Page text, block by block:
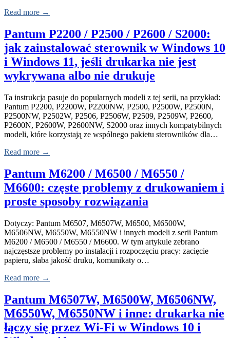
Read more →
Pantum P2200 / P2500 / P2600 / S2000:
jak zainstalować sterownik w Windows 10
i Windows 11, jeśli drukarka nie jest
wykrywana albo nie drukuje
Ta instrukcja pasuje do popularnych modeli z tej serii, na przykład:
Pantum P2200, P2200W, P2200NW, P2500, P2500W, P2500N,
P2500NW, P2502W, P2506, P2506W, P2509, P2509W, P2600,
P2600N, P2600W, P2600NW, S2000 oraz innych kompatybilnych
modeli, które korzystają ze wspólnego pakietu sterowników dla…
Read more →
Pantum M6200 / M6500 / M6550 /
M6600: częste problemy z drukowaniem i
proste sposoby rozwiązania
Dotyczy: Pantum M6507, M6507W, M6500, M6500W,
M6506NW, M6550W, M6550NW i innych modeli z serii Pantum
M6200 / M6500 / M6550 / M6600. W tym artykule zebrano
najczęstsze problemy po instalacji i rozpoczęciu pracy: zacięcie
papieru, słaba jakość druku, komunikaty o…
Read more →
Pantum M6507W, M6500W, M6506NW,
M6550W, M6550NW i inne: drukarka nie
łączy się przez Wi-Fi w Windows 10 i